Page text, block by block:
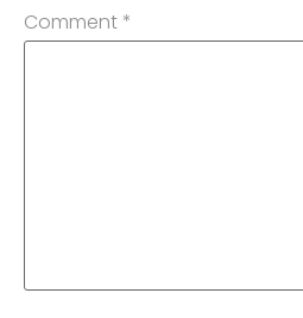
Comment *